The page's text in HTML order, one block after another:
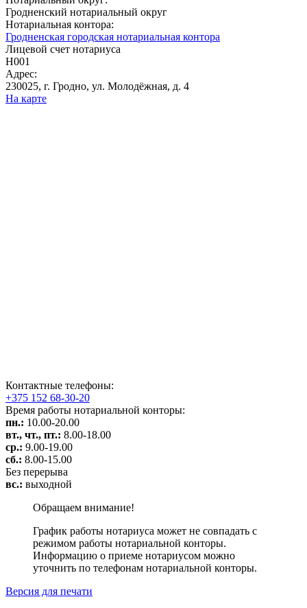
Гродненский нотариальный округ
Нотариальная контора:
Гродненская городская нотариальная контора
Лицевой счет нотариуса
Н001
Адрес:
230025, г. Гродно, ул. Молодёжная, д. 4
На карте
Контактные телефоны:
+375 152 68-30-20
Время работы нотариальной конторы:
пн.: 10.00-20.00
вт., чт., пт.: 8.00-18.00
ср.: 9.00-19.00
сб.: 8.00-15.00
Без перерыва
вс.: выходной
Обращаем внимание!
График работы нотариуса может не совпадать с
режимом работы нотариальной конторы.
Информацию о приеме нотариусом можно
уточнить по телефонам нотариальной конторы.
Версия для печати